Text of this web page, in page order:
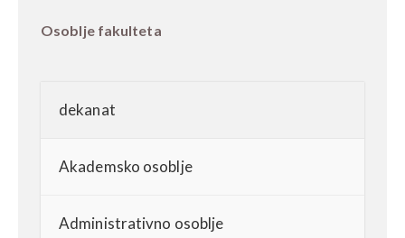
Osoblje fakulteta
dekanat
Akademsko osoblje
Administrativno osoblje